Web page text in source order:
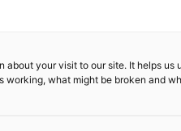
about your visit to our site. It helps us
working, what might be broken and